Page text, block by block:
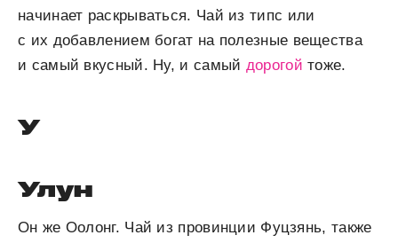
начинает раскрываться. Чай из типс или
с их добавлением богат на полезные вещества
и самый вкусный. Ну, и самый дорогой тоже.
У
Улун
Он же Оолонг. Чай из провинции Фуцзянь, также